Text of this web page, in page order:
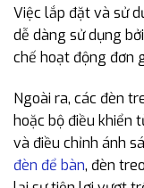
Việc lắp đặt và sử
dễ dàng sử dụng
chế hoạt động đơn
Ngoài ra, các đèn
hoặc bộ điều khiển
và điều chỉnh ánh
đèn để bàn, đèn